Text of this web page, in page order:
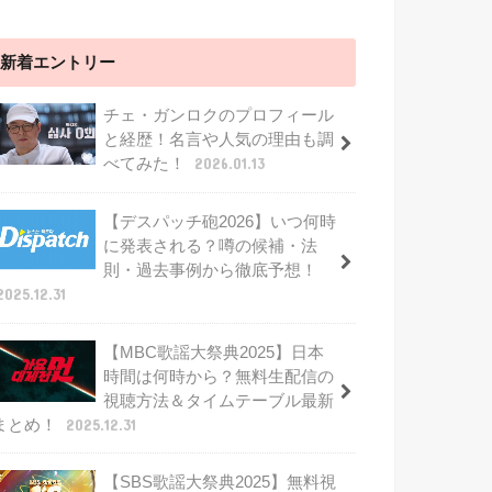
新着エントリー
チェ・ガンロクのプロフィール
と経歴！名言や人気の理由も調
べてみた！
2026.01.13
【デスパッチ砲2026】いつ何時
に発表される？噂の候補・法
則・過去事例から徹底予想！
【MBC歌謡大祭典2025】日本
時間は何時から？無料生配信の
視聴方法＆タイムテーブル最新
とめ！
2025.12.31
【SBS歌謡大祭典2025】無料視